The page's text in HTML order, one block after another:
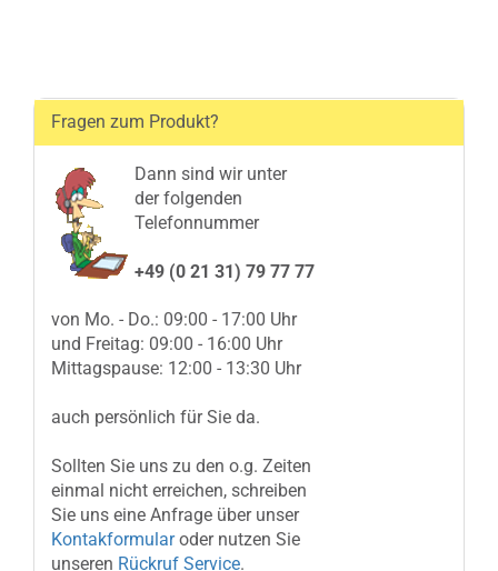
Fragen zum Produkt?
Dann sind wir unter
der folgenden
Telefonnummer
+49 (0 21 31) 79 77 77
von Mo. - Do.: 09:00 - 17:00 Uhr
und Freitag: 09:00 - 16:00 Uhr
Mittagspause: 12:00 - 13:30 Uhr
auch persönlich für Sie da.
Sollten Sie uns zu den o.g. Zeiten
einmal nicht erreichen, schreiben
Sie uns eine Anfrage über unser
Kontakformularoder nutzen Sie
unseren Rückruf Service.